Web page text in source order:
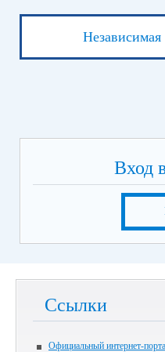
Независимая
Вход
Ссылки
Официальный интернет-